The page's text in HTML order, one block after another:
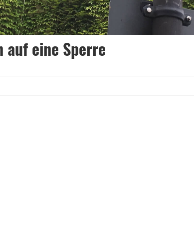
auf eine Sperre